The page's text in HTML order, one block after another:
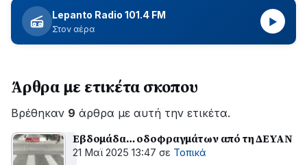
περίπου
δύο
ώρες
εξέλιξη
οι
εργασίες
ΔΕΔΔΗΕ
για
Lepanto Radio 101.4 FM
Στον αέρα
▶
Άρθρα με ετικέτα σκοπου
Βρέθηκαν 9 άρθρα με αυτή την ετικέτα.
Εβδομάδα… οδοφραγμάτων από τη ΔΕΥΑΝ
21 Μαϊ 2025 13:47 σε Τοπικά